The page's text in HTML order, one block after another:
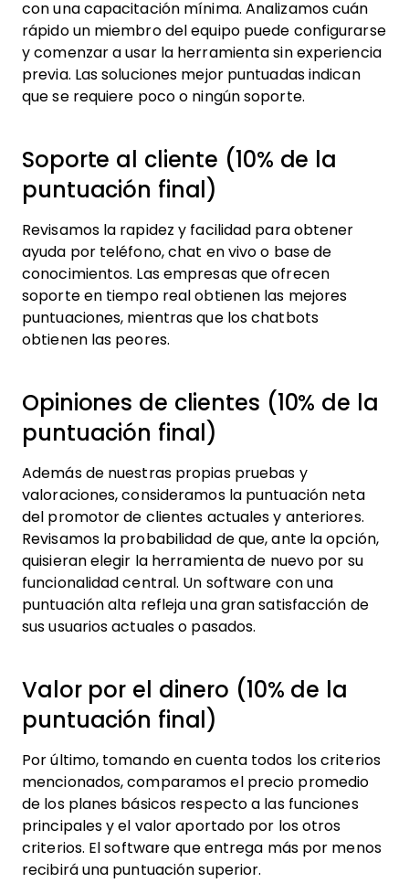
con una capacitación mínima. Analizamos cuán
rápido un miembro del equipo puede configurarse
y comenzar a usar la herramienta sin experiencia
previa. Las soluciones mejor puntuadas indican
que se requiere poco o ningún soporte.
Soporte al cliente (10% de la
puntuación final)
Revisamos la rapidez y facilidad para obtener
ayuda por teléfono, chat en vivo o base de
conocimientos. Las empresas que ofrecen
soporte en tiempo real obtienen las mejores
puntuaciones, mientras que los chatbots
obtienen las peores.
Opiniones de clientes (10% de la
puntuación final)
Además de nuestras propias pruebas y
valoraciones, consideramos la puntuación neta
del promotor de clientes actuales y anteriores.
Revisamos la probabilidad de que, ante la opción,
quisieran elegir la herramienta de nuevo por su
funcionalidad central. Un software con una
puntuación alta refleja una gran satisfacción de
sus usuarios actuales o pasados.
Valor por el dinero (10% de la
puntuación final)
Por último, tomando en cuenta todos los criterios
mencionados, comparamos el precio promedio
de los planes básicos respecto a las funciones
principales y el valor aportado por los otros
criterios. El software que entrega más por menos
recibirá una puntuación superior.